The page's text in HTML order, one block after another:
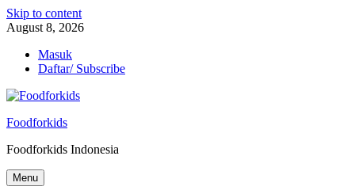
Skip to content
August 8, 2026
Masuk
Daftar/ Subscribe
Foodforkids
Foodforkids Indonesia
Menu